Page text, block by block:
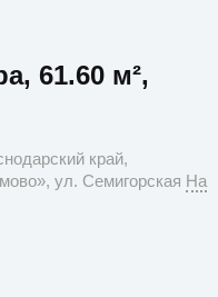
61.60 м²,
край,
ул. Семигорская На